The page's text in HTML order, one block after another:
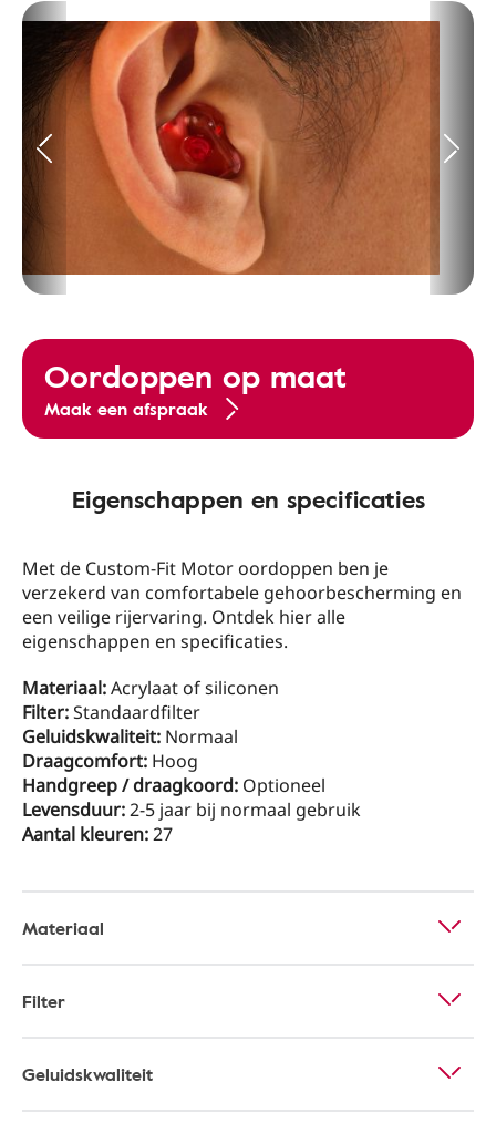
Oordoppen op maat
Maak een afspraak
Eigenschappen en specificaties
Met de Custom-Fit Motor oordoppen ben je
verzekerd van comfortabele gehoorbescherming en
een veilige rijervaring. Ontdek hier alle
eigenschappen en specificaties.
Materiaal:Acrylaat of siliconen
Filter:Standaardfilter
Geluidskwaliteit: Normaal
Draagcomfort: Hoog
Handgreep / draagkoord: Optioneel
Levensduur:2-5 jaar bij normaal gebruik
Aantal kleuren:27
Materiaal
Filter
Geluidskwaliteit